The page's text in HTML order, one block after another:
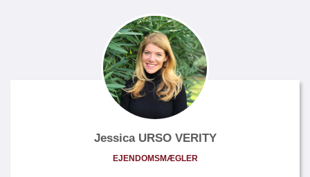
Jessica URSO VERITY
EJENDOMSMÆGLER